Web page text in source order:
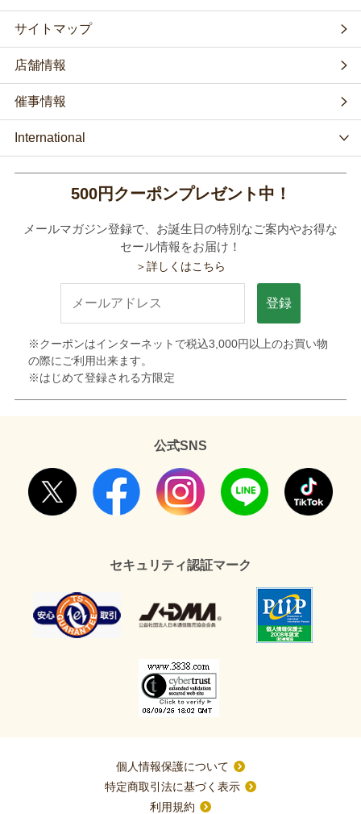
サイトマップ
店舗情報
催事情報
International
500円クーポンプレゼント中！
メールマガジン登録で、お誕生日の特別なご案内やお得な
セール情報をお届け！
＞詳しくはこちら
登録
※クーポンはインターネットで税込3,000円以上のお買い物
の際にご利用出来ます。
※はじめて登録される方限定
公式SNS
セキュリティ認証マーク
個人情報保護について
特定商取引法に基づく表示
利用規約